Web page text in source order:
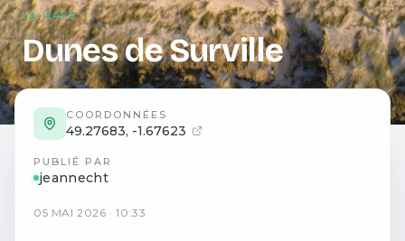
LA HAYE
Dunes de Surville
COORDONNÉES
49.27683, -1.67623
PUBLIÉ PAR
jeannecht
05 MAI 2026 ·10:33